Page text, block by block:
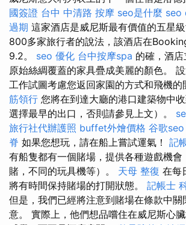
國簽證 台中 中清路 按摩 seo是什麼 seo
過期 這家酒店是威尼斯最有價值的五星
800多家旅行者的說法，該酒店在
9.2。 seo 優化 台中按摩spa 的確，酒
原始絲綢覆蓋的家具疊成美麗的顏色。
工作試圖考慮您返回家園的方式和飛機的
筋領行 您將在到達大廳的港口建築物中
選擇最早的出口，否則請參見上文）。
旅行社代辦護照 buffet外燴價格 谷歌seo
脊 如果您想玩，請在船上嘗試運氣！ 記
有船隻都有一個賭場，提供各種遊戲機會
賭，不同的玩具機等）。 天母 整復 在每
將有時間保持賭場的打開狀態。 記帳士
但是，我們已經將注意到賭場在條款中關
意。 實際上，他們想品嚐住在威尼斯心